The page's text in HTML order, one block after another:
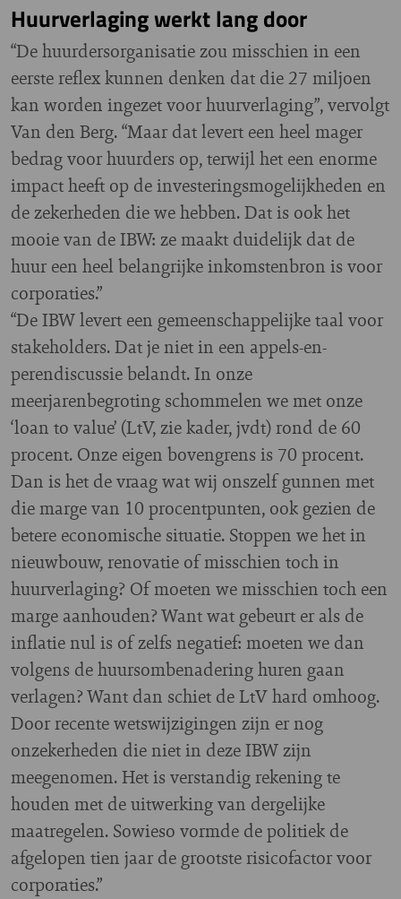
Huurverlaging werkt lang door
“De huurdersorganisatie zou misschien in een
eerste reflex kunnen denken dat die 27 miljoen
kan worden ingezet voor huurverlaging”, vervolgt
Van den Berg. “Maar dat levert een heel mager
bedrag voor huurders op, terwijl het een enorme
impact heeft op de investeringsmogelijkheden en
de zekerheden die we hebben. Dat is ook het
mooie van de IBW: ze maakt duidelijk dat de
huur een heel belangrijke inkomstenbron is voor
corporaties.”
“De IBW levert een gemeenschappelijke taal voor
stakeholders. Dat je niet in een appels-en-
perendiscussie belandt. In onze
meerjarenbegroting schommelen we met onze
‘loan to value’ (LtV, zie kader, jvdt) rond de 60
procent. Onze eigen bovengrens is 70 procent.
Dan is het de vraag wat wij onszelf gunnen met
die marge van 10 procentpunten, ook gezien de
betere economische situatie. Stoppen we het in
nieuwbouw, renovatie of misschien toch in
huurverlaging? Of moeten we misschien toch een
marge aanhouden? Want wat gebeurt er als de
inflatie nul is of zelfs negatief: moeten we dan
volgens de huursombenadering huren gaan
verlagen? Want dan schiet de LtV hard omhoog.
Door recente wetswijzigingen zijn er nog
onzekerheden die niet in deze IBW zijn
meegenomen. Het is verstandig rekening te
houden met de uitwerking van dergelijke
maatregelen. Sowieso vormde de politiek de
afgelopen tien jaar de grootste risicofactor voor
corporaties.”